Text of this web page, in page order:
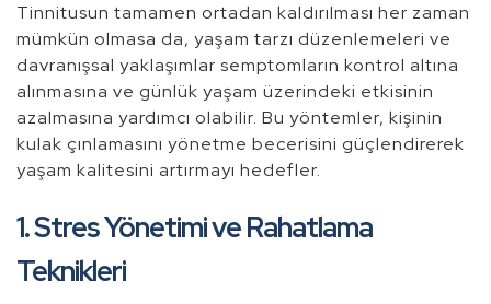
Tinnitusun tamamen ortadan kaldırılması her zaman
mümkün olmasa da, yaşam tarzı düzenlemeleri ve
davranışsal yaklaşımlar semptomların kontrol altına
alınmasına ve günlük yaşam üzerindeki etkisinin
azalmasına yardımcı olabilir. Bu yöntemler, kişinin
kulak çınlamasını yönetme becerisini güçlendirerek
yaşam kalitesini artırmayı hedefler.
1. Stres Yönetimi ve Rahatlama
Teknikleri